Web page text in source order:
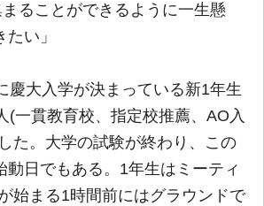
まることができるように一生懸
い」
大入学が決まっている新1年生
(一貫教育校、指定校推薦、AO入
た。大学の試験が終わり、この
動日でもある。1年生はミーティ
始まる1時間前にはグラウンドで